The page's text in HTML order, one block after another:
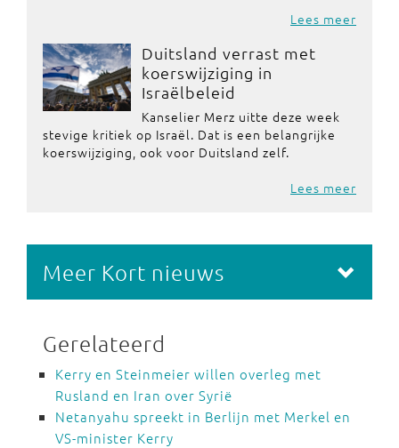
Lees meer
Duitsland verrast met
koerswijziging in
Israëlbeleid
Kanselier Merz uitte deze week
stevige kritiek op Israël. Dat is een belangrijke
koerswijziging, ook voor Duitsland zelf.
Lees meer
Meer Kort nieuws
Gerelateerd
Kerry en Steinmeier willen overleg met
Rusland en Iran over Syrië
Netanyahu spreekt in Berlijn met Merkel en
VS-minister Kerry